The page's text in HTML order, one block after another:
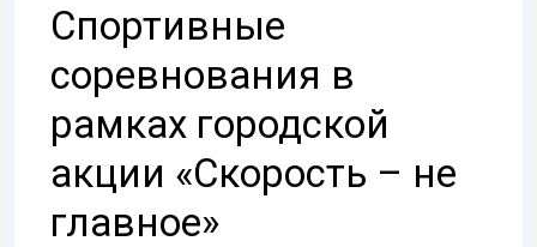
Спортивные
соревнования в
рамках городской
акции «Скорость – не
главное»